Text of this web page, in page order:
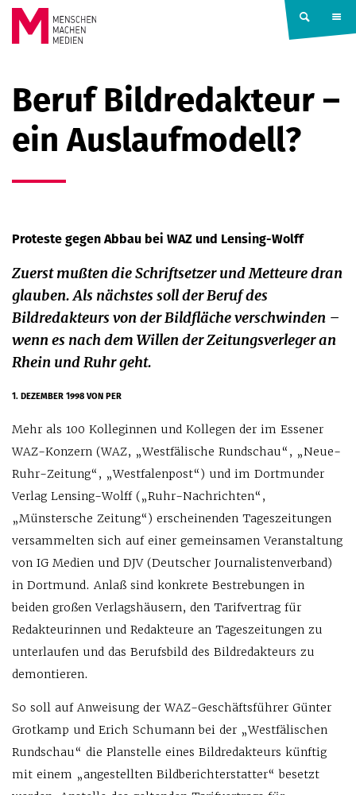
Springe zum Inhalt
MACHEN
MEDIEN
Beruf Bildredakteur –
ein Auslaufmodell?
Proteste gegen Abbau bei WAZ und Lensing-Wolff
Zuerst mußten die Schriftsetzer und Metteure dran
glauben. Als nächstes soll der Beruf des
Bildredakteurs von der Bildfläche verschwinden –
wenn es nach dem Willen der Zeitungsverleger an
Rhein und Ruhr geht.
1. DEZEMBER 1998VON PER
Mehr als 100 Kolleginnen und Kollegen der im Essener
WAZ-Konzern (WAZ, „Westfälische Rundschau“, „Neue-
Ruhr-Zeitung“, „Westfalenpost“) und im Dortmunder
Verlag Lensing-Wolff („Ruhr-Nachrichten“,
„Münstersche Zeitung“) erscheinenden Tageszeitungen
versammelten sich auf einer gemeinsamen Veranstaltung
von IG Medien und DJV (Deutscher Journalistenverband)
in Dortmund. Anlaß sind konkrete Bestrebungen in
beiden großen Verlagshäusern, den Tarifvertrag für
Redakteurinnen und Redakteure an Tageszeitungen zu
unterlaufen und das Berufsbild des Bildredakteurs zu
demontieren.
So soll auf Anweisung der WAZ-Geschäftsführer Günter
Grotkamp und Erich Schumann bei der „Westfälischen
Rundschau“ die Planstelle eines Bildredakteurs künftig
mit einem „angestellten Bildberichterstatter“ besetzt